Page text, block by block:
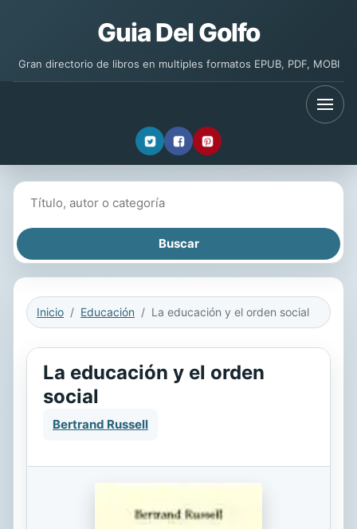
Guia Del Golfo
Gran directorio de libros en multiples formatos EPUB, PDF, MOBI
Inicio Educación La educación y el orden social
La educación y el orden
social
Bertrand Russell